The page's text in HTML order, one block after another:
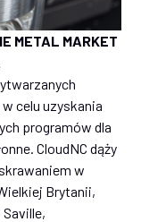
METAL MARKET
celu uzyskania
programów dla
CloudNC dąży
w
Brytanii,